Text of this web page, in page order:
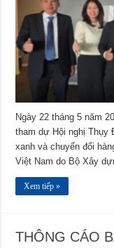
Ngày 22 tháng 5 năm
tham dự Hội nghị Thụy
xanh và chuyển đổi
Việt Nam do Bộ Xây
Xem tiếp »
THÔNG CÁO